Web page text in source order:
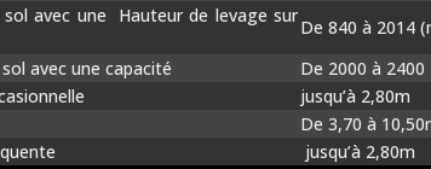
sol avec une Hauteur de levage sur
De 840 à 2014
avec une capacité
De 2000 à 2400
jusqu’à 2,80m
De 3,70 à
jusqu’à 2,80m